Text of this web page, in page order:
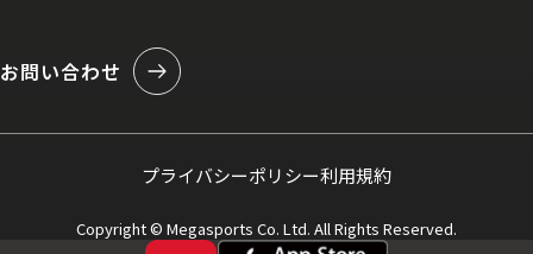
お問い合わせ
プライバシーポリシー利用規約
Copyright © Megasports Co. Ltd. All Rights Reserved.